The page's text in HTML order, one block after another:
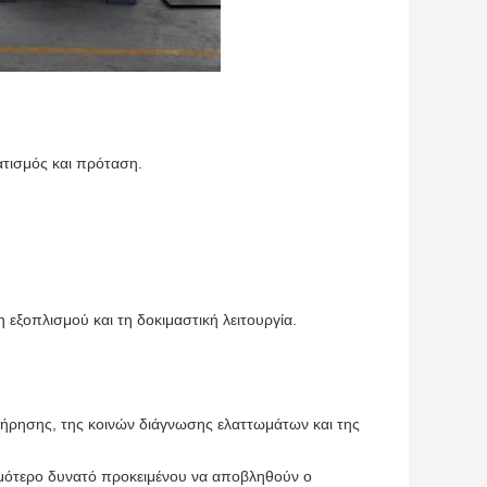
και πρόταση.
και τη δοκιμαστική λειτουργία.
της κοινών διάγνωσης ελαττωμάτων και της
δυνατό προκειμένου να αποβληθούν ο